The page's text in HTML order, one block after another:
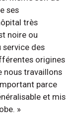
ses
très
noire ou
service des
origines
nous travaillons
parce
et mis
»